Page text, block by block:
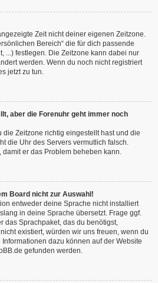
Zeit nicht deiner eigenen Zeitzone.
Bereich“ die für dich passende
...) festlegen. Die Zeitzone kann dabei nur
werden. Wenn du noch nicht registriert
jetzt zu tun.
aber die Forenuhr geht immer noch
die Zeitzone richtig eingestellt hast und die
die Uhr des Servers vermutlich falsch.
damit er das Problem beheben kann.
Board nicht zur Auswahl!
entweder deine Sprache nicht installiert
in deine Sprache übersetzt. Frage ggf.
das Sprachpaket, das du benötigst,
existiert, würden wir uns freuen, wenn du
dazu können auf der Website
gefunden werden.